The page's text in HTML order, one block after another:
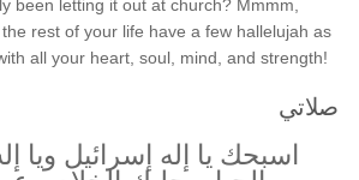
been letting it out at church? Mmmm,
rest of your life have a few hallelujah as
all your heart, soul, mind, and strength!
صلاتي
اسبحك يا إله إسرائيل ويا